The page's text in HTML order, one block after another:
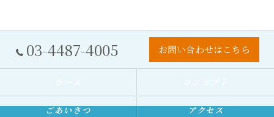
03-4487-4005 お問い合わせはこちら
ごあいさつ アクセス